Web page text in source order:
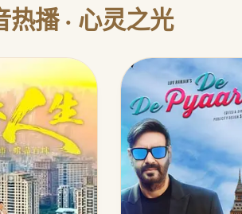
播 · 心灵之光